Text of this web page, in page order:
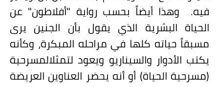
فيه.
وهذا أيضاً بحسب رواية "أفلاطون" عن
الحياة البشرية الذي يقول بأن الجنين يرى
مسبقاً حياته كلها في مراحله المبكرة، وكأنه
يكتب الأدوار والسيناريو ويعود لتمثلالمسرحية
(مسرحية الحياة) أو أنه يحضر العناوين العريضة